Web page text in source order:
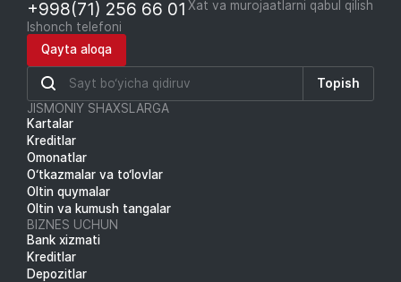
+998(71) 256 66 01
Ishonch telefoni
Xat va murojaatlarni qabul qilish
Qayta aloqa
Topish
JISMONIY SHAXSLARGA
Kartalar
Kreditlar
Omonatlar
O‘tkazmalar va to‘lovlar
Oltin quymalar
Oltin va kumush tangalar
BIZNES UCHUN
Bank xizmati
Kreditlar
Depozitlar